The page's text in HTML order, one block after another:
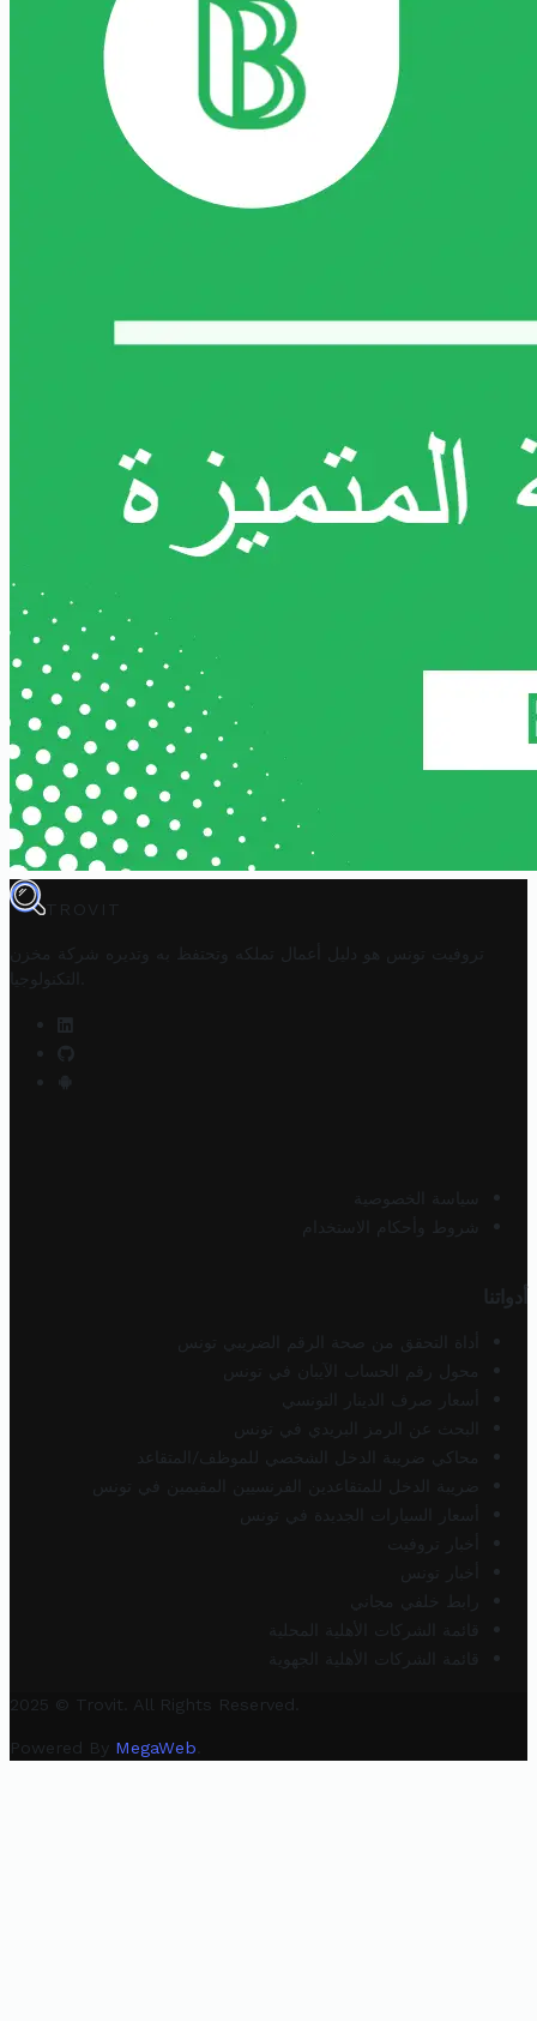
TROVIT
تروفيت تونس هو دليل أعمال تملكه وتحتفظ به وتديره
شركة مخزن
التكنولوجيا
سياسة الخصوصية
شروط وأحكام الاستخدام
أدواتنا
أداة التحقق من صحة الرقم الضريبي تونس
محول رقم الحساب الآيبان في تونس
أسعار صرف الدينار التونسي
البحث عن الرمز البريدي في تونس
محاكي ضريبة الدخل الشخصي للموظف/المتقاعد
ضريبة الدخل للمتقاعدين الفرنسيين المقيمين في تونس
أسعار السيارات الجديدة في تونس
أخبار تروفيت
أخبار تونس
رابط خلفي مجاني
قائمة الشركات الأهلية المحلية
قائمة الشركات الأهلية الجهوية
2025 © Trovit. All Rights Reserved.
Powered By MegaWeb